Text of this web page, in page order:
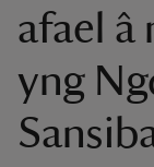
afael â
yng